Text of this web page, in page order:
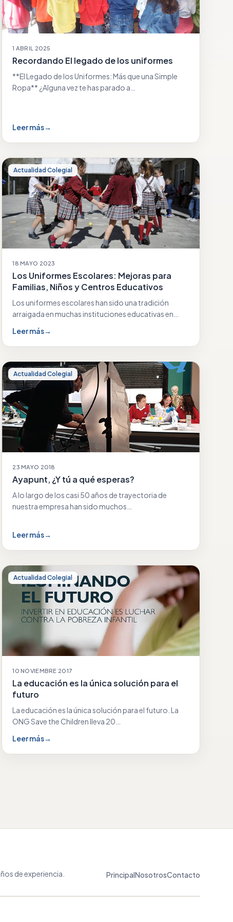
1 ABRIL 2025
Recordando El legado de los uniformes
**El Legado de los Uniformes: Más que una Simple
Ropa** ¿Alguna vez te has parado a…
Leer más→
Actualidad Colegial
18 MAYO 2023
Los Uniformes Escolares: Mejoras para
Familias, Niños y Centros Educativos
Los uniformes escolares han sido una tradición
arraigada en muchas instituciones educativas en
Leer más→
Actualidad Colegial
23 MAYO 2018
Ayapunt, ¿Y tú a qué esperas?
A lo largo de los casi 50 años de trayectoria de
nuestra empresa han sido muchos…
Leer más→
Actualidad Colegial
10 NOVIEMBRE 2017
La educación es la única solución para el
futuro
La educación es la única solución para el futuro. La
ONG Save the Children lleva 20…
Leer más→
de experiencia.
PrincipalNosotrosContacto